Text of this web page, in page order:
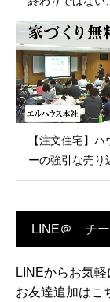
【注文住宅】
ーの強引な売り
LINE＠ チー
LINEからお気軽
お友達追加は